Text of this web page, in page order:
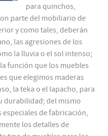
para quinchos,
parte del mobiliario de
y como tales, deberán
las agresiones de los
la lluvia o el sol intenso;
función que los muebles
que elegimos maderas
la teka o el lapacho, para
durabilidad; del mismo
de fabricación,
los detalles de